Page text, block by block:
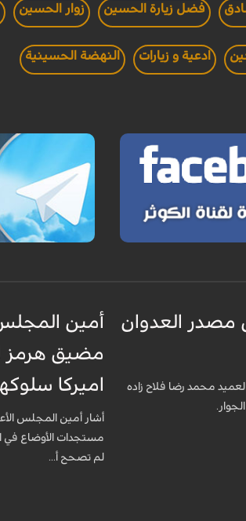
فضل زيارة الحسين زوار الحسين
ادعية و زيارات النهضة الحسينية
مصدر العدوان
محمد رضا فلاح زاده
أمين
مضيق هرمز
اميركا
أشار أمين المجلس
مستجدات الأوضاع في
لم تصحح أ...